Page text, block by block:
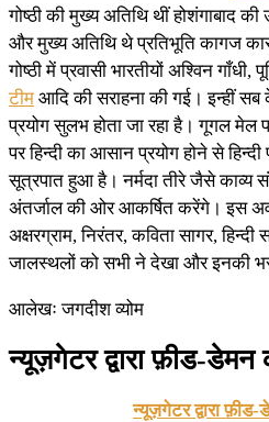
गोष्ठी की मुख्य अतिथि थीं होशंगाबाद
और मुख्य अतिथि थे प्रतिभूति कागज
गोष्ठी में प्रवासी भारतीयों अश्विन गाँधी,
टीम आदि की सराहना की गई। इन्हीं सब
प्रयोग सुलभ होता जा रहा है। गूगल मेल
पर हिन्दी का आसान प्रयोग होने से
सूत्रपात हुआ है। नर्मदा तीरे जैसे काव्य
अंतर्जाल की ओर आकर्षित करेंगे। इस
अक्षरग्राम, निरंतर, कविता सागर, हिन्दी
जालस्थलों को सभी ने देखा और इनकी
आलेखः जगदीश व्योम
न्यूज़गेटर द्वारा फ़ीड-
न्यूज़गेटर द्वारा